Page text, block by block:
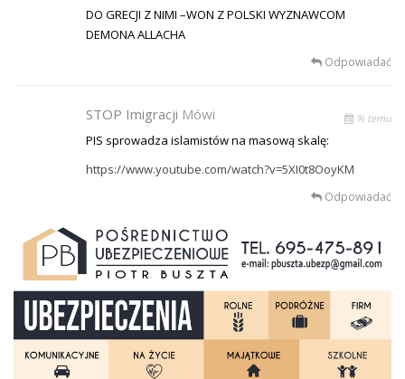
DO GRECJI Z NIMI –WON Z POLSKI WYZNAWCOM
DEMONA ALLACHA
Odpowiadać
STOP Imigracji Mówi % temu
PIS sprowadza islamistów na masową skalę:
https://www.youtube.com/watch?v=5XI0t8OoyKM
Odpowiadać